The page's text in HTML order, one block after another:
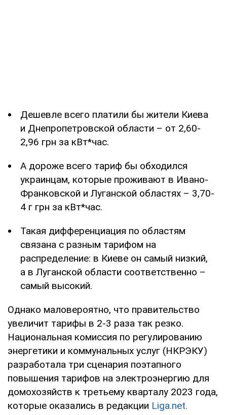
Дешевле всего платили бы жители Киева
и Днепропетровской области – от 2,60-
2,96 грн за кВт*час.
А дороже всего тариф бы обходился
украинцам, которые проживают в Ивано-
Франковской и Луганской областях – 3,70-
4 г грн за кВт*час.
Такая дифференциация по областям
связана с разным тарифом на
распределение: в Киеве он самый низкий,
а в Луганской области соответственно –
самый высокий.
Однако маловероятно, что правительство
увеличит тарифы в 2-3 раза так резко.
Национальная комиссия по регулированию
энергетики и коммунальных услуг (НКРЭКУ)
разработала три сценария поэтапного
повышения тарифов на электроэнергию для
домохозяйств к третьему кварталу 2023 года,
которые оказались в редакции Liga.net.